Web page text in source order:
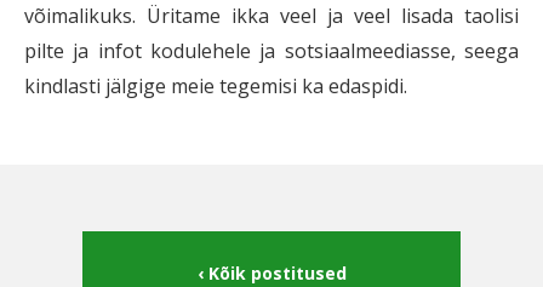
võimalikuks. Üritame ikka veel ja veel lisada taolisi
pilte ja infot kodulehele ja sotsiaalmeediasse, seega
kindlasti jälgige meie tegemisi ka edaspidi.
Kõik postitused